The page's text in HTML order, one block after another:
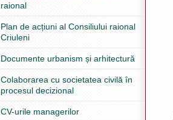
raional
Plan de acțiuni al Consiliului raional
Criuleni
Documente urbanism și arhitectură
Colaborarea cu societatea civilă în
procesul decizional
CV-urile managerilor